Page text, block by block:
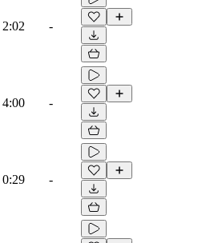
2:02 -
4:00 -
0:29 -